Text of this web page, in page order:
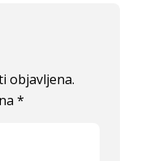
objavljena.
*